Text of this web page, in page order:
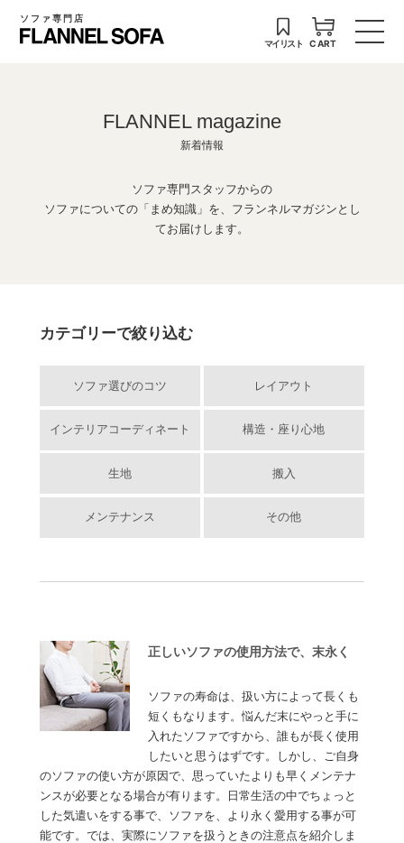
ソファ専門店
マイリスト CART
FLANNEL magazine
新着情報
ソファ専門スタッフからの
ソファについての「まめ知識」を、フランネルマガジンとし
てお届けします。
カテゴリーで絞り込む
ソファ選びのコツ レイアウト
インテリアコーディネート 構造・座り心地
生地 搬入
メンテナンス その他
正しいソファの使用方法で、末永く
ソファの寿命は、扱い方によって長くも
短くもなります。悩んだ末にやっと手に
入れたソファですから、誰もが長く使用
したいと思うはずです。しかし、ご自身
のソファの使い方が原因で、思っていたよりも早くメンテナ
ンスが必要となる場合が有ります。日常生活の中でちょっと
した気遣いをする事で、ソファを、より永く愛用する事が可
能です。では、実際にソファを扱うときの注意点を紹介しま